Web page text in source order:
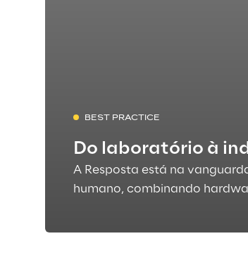
BEST PRACTICE
Do laboratório à
A Resposta está na
humano, combinando